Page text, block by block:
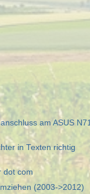
am ASUS N71
in Texten richtig
dot com
(2003->2012)